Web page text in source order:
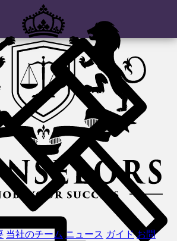
当社のチーム ニュース ガイド お問